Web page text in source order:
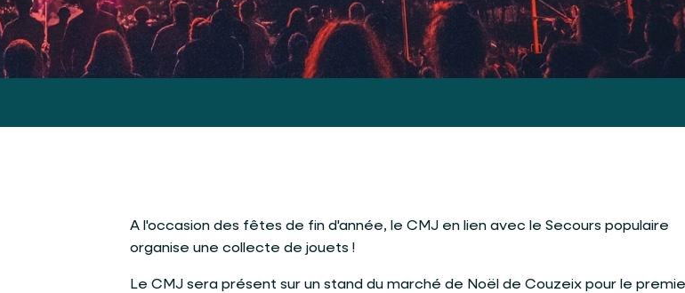
A l'occasion des fêtes de fin d'année, le CMJ en lien avec le Secours populaire
organise une collecte de jouets !
Le CMJ sera présent sur un stand du marché de Noël de Couzeix pour le